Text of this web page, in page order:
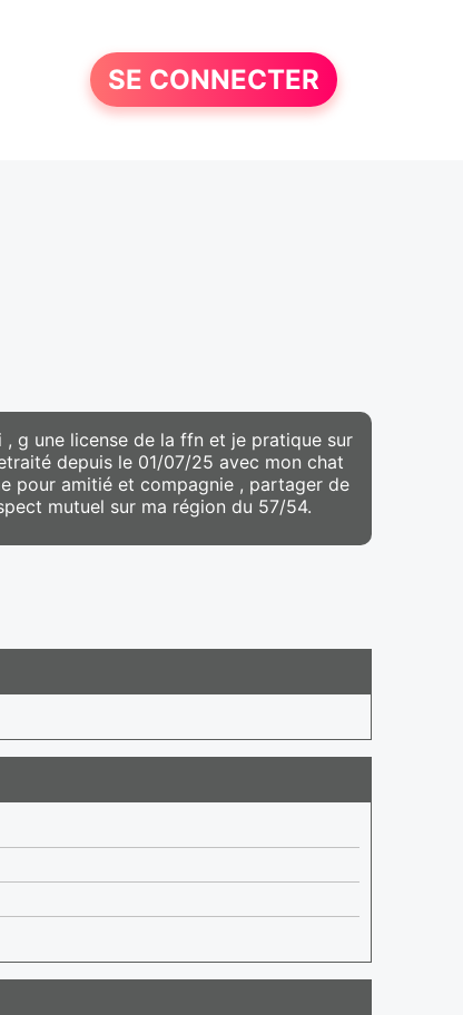
SE CONNECTER
g une license de la ffn et je pratique sur
depuis le 01/07/25 avec mon chat
pour amitié et compagnie , partager de
mutuel sur ma région du 57/54.